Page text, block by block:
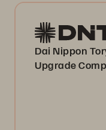
Dai Nippon
Upgrade